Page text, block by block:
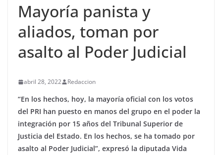
Mayoría panista y
aliados, toman por
asalto al Poder Judicial
abril 28, 2022 Redaccion
“En los hechos, hoy, la mayoría oficial con los votos
del PRI han puesto en manos del grupo en el poder la
integración por 15 años del Tribunal Superior de
Justicia del Estado. En los hechos, se ha tomado por
asalto al Poder Judicial”, expresó la diputada Vida